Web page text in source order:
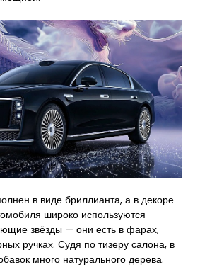
в виде бриллианта, а в декоре
широко используются
звёзды — они есть в фарах,
ручках. Судя по тизеру салона, в
много натурального дерева.